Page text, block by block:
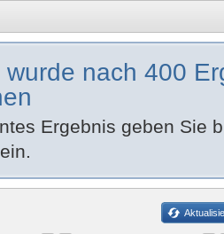
wurde nach 400
Ergebnis geben Sie